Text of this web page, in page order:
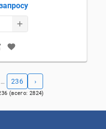
… 236 ›
(всего: 2824)